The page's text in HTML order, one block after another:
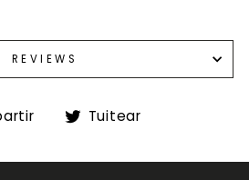
REVIEWS
Compartir
Tuitear